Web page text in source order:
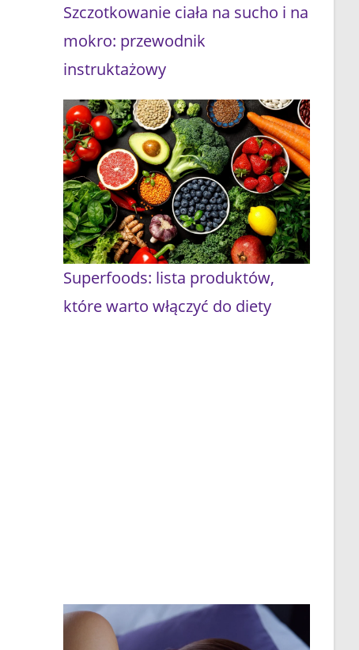
Szczotkowanie ciała na sucho i na
mokro: przewodnik
instruktażowy
Superfoods: lista produktów,
które warto włączyć do diety